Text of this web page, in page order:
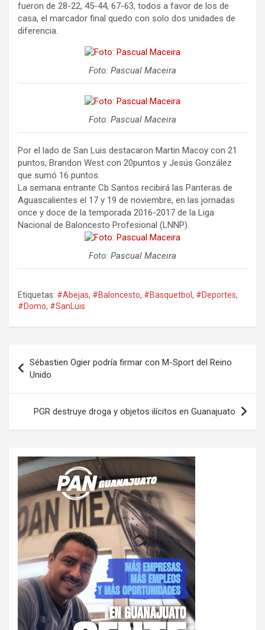
fueron de 28-22, 45-44, 67-63, todos a favor de los de
casa, el marcador final quedo con solo dos unidades de
diferencia.
Foto: Pascual Maceira
Foto: Pascual Maceira
Por el lado de San Luis destacaron Martin Macoy con 21
puntos, Brandon West con 20puntos y Jesús González
que sumó 16 puntos.
La semana entrante Cb Santos recibirá las Panteras de
Aguascalientes el 17 y 19 de noviembre, en las jornadas
once y doce de la temporada 2016-2017 de la Liga
Nacional de Baloncesto Profesional (LNNP).
Foto: Pascual Maceira
Etiquetas: #Abejas, #Baloncesto, #Basquetbol , #Deportes,
#Domo, #SanLuis
de
entradas
Sébastien Ogier podría firmar con M-Sport del Reino
Unido
PGR destruye droga y objetos ilícitos en Guanajuato